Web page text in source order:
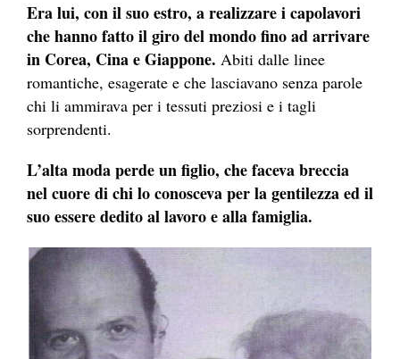
Era lui, con il suo estro, a realizzare i capolavori
che hanno fatto il giro del mondo fino ad arrivare
in Corea, Cina e Giappone. Abiti dalle linee
romantiche, esagerate e che lasciavano senza parole
chi li ammirava per i tessuti preziosi e i tagli
sorprendenti.
L’alta moda perde un figlio, che faceva breccia
nel cuore di chi lo conosceva per la gentilezza ed il
suo essere dedito al lavoro e alla famiglia.